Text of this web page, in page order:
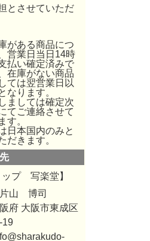
とさせていただ
がある商品につ
営業日当日14時
払い確定済みで
在庫がない商品
ては翌営業日以
なります。
ましては確定次
てご連絡させて
す。
日本国内のみと
だきます。
ップ 写楽堂】
片山 博司
府 大阪市東成区
19